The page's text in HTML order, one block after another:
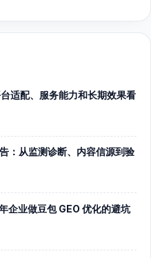
适配、服务能力和长期效果看
：从监测诊断、内容信源到验
企业做豆包 GEO 优化的避坑